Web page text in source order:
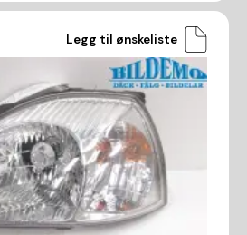
Legg til ønskeliste